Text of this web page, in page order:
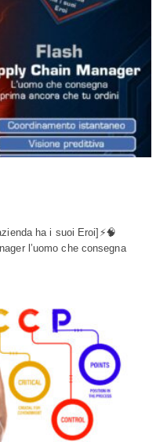
ha i suoi Eroi]⚡🧠
l’uomo che consegna